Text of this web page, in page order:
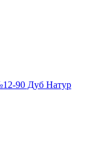
90 Дуб Натур